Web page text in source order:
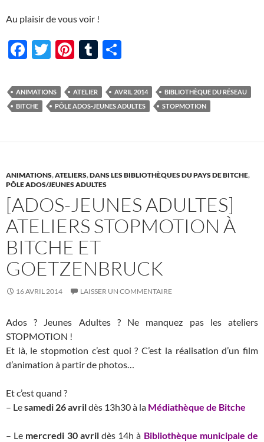
Au plaisir de vous voir !
F
e
b
o
T
itt
er
Pi
er
es
T
m
bl
ta
g
ANIMATIONS ATELIER AVRIL 2014
BIBLIOTHÈQUE DU RÉSEAU
BITCHE
PÔLE ADOS-JEUNES ADULTES STOPMOTION
ANIMATIONS,ATELIERS,DANS LES BIBLIOTHÈQUES DU PAYS DE BITCHE,
PÔLE ADOS/JEUNES ADULTES
[ADOS-JEUNES ADULTES]
ATELIERS STOPMOTION À
BITCHE ET
GOETZENBRUCK
16 AVRIL 2014 LAISSER UN COMMENTAIRE
Ados ? Jeunes Adultes ? Ne manquez pas les ateliers
STOPMOTION !
Et là, le stopmotion c’est quoi ? C’est la réalisation d’un film
d’animation à partir de photos…
Et c’est quand ?
– Lesamedi 26 avrildès 13h30 à la Médiathèque de Bitche
– Le mercredi 30 avrildès 14h à Bibliothèque municipale de